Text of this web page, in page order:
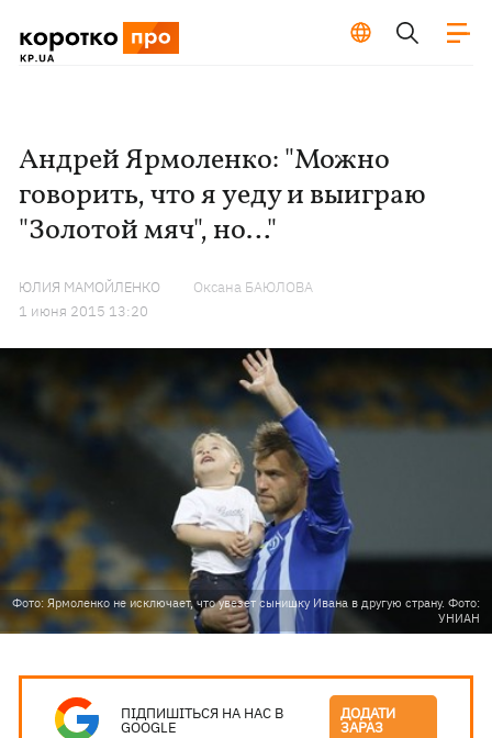
Андрей Ярмоленко: "Можно
говорить, что я уеду и выиграю
"Золотой мяч", но…"
ЮЛИЯ МАМОЙЛЕНКО
Оксана БАЮЛОВА
1 июня 2015 13:20
Фото: Ярмоленко не исключает, что увезет сынишку Ивана в другую страну. Фото:
УНИАН
ПІДПИШІТЬСЯ НА НАС В
GOOGLE
ДОДАТИ
ЗАРАЗ